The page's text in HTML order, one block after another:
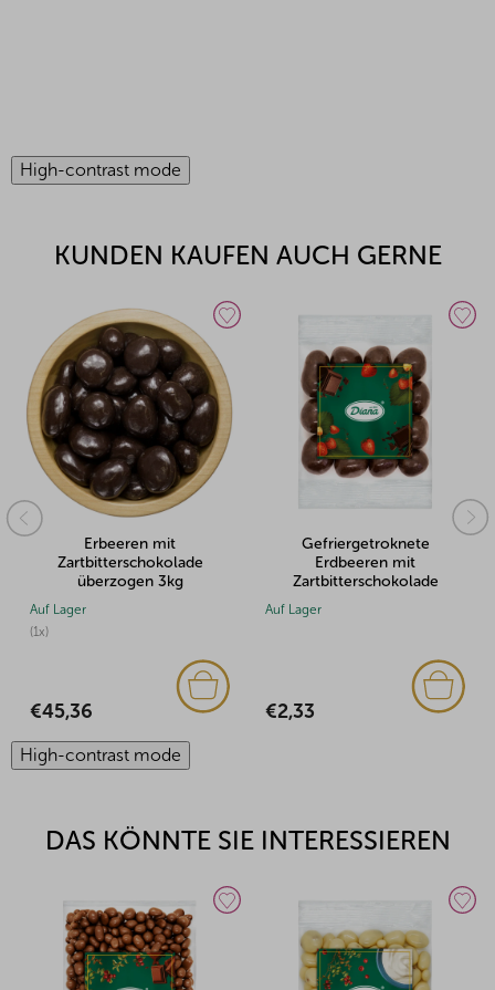
High-contrast mode
KUNDEN KAUFEN AUCH GERNE
Erbeeren mit
Zartbitterschokolade
überzogen 3kg
(1x)
Auf Lager
€45,36
Gefriergetroknete
Erdbeeren mit
Zartbitterschokolade
Auf Lager
€2,33
High-contrast mode
DAS KÖNNTE SIE INTERESSIEREN